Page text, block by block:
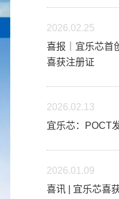
2026.02.25
喜报｜宜乐芯首
喜获注册证
2026.02.13
宜乐芯：POCT
2026.01.09
喜讯 | 宜乐芯喜